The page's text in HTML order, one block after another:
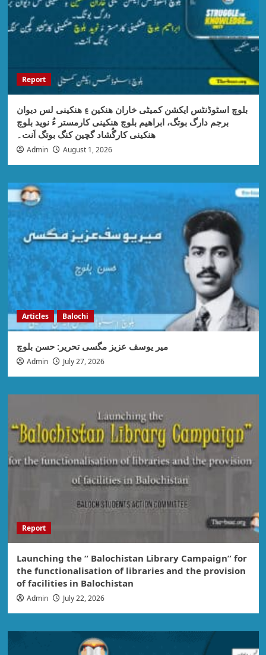
Report
بلوچ اسٹوڈنٹس ایکشن کمیٹی خاران ھنکین ءِ ھنکینی لس دیوان
برجم دارگ بوتگ، ابراھیم بلوچ ھنکینی کارمستر ءُ نوید بلوچ
ھنکینی کارگُشاد گچین کنگ بوتگ اَنت۔
Admin August 1, 2026
Articles Balochi
میر یوسف عزیز مگسی تحریر: حسن بلوچ
Admin July 27, 2026
Report
Launching the “ Balochistan Library Campaign” for
the functionalisation of libraries and the provision
of facilities in Balochistan
Admin July 22, 2026